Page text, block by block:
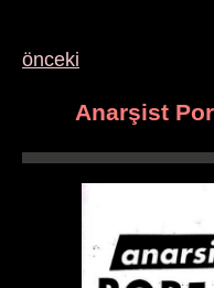
önceki
Anarşist